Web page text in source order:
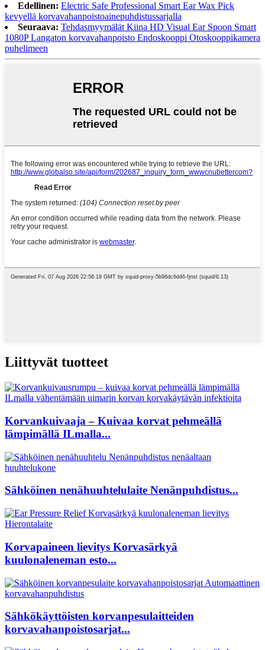
Edellinen: Electric Safe Professional Smart Ear Wax Pick
kevyellä korvavahanpoistoainepuhdistussarjalla
Seuraava: Tehdasmyymälät Kiina HD Visual Ear Spoon Smart
1080P Langaton korvavahanpoisto Endoskooppi Otoskooppikamera
puhelimeen
Liittyvät tuotteet
Korvankuivaaja – Kuivaa korvat pehmeällä
lämpimällä ILmalla...
Sähköinen nenähuuhtelulaite Nenänpuhdistus...
Korvapaineen lievitys Korvasärkyä
kuulonaleneman esto...
Sähkökäyttöisten korvanpesulaitteiden
korvavahanpoistosarjat...